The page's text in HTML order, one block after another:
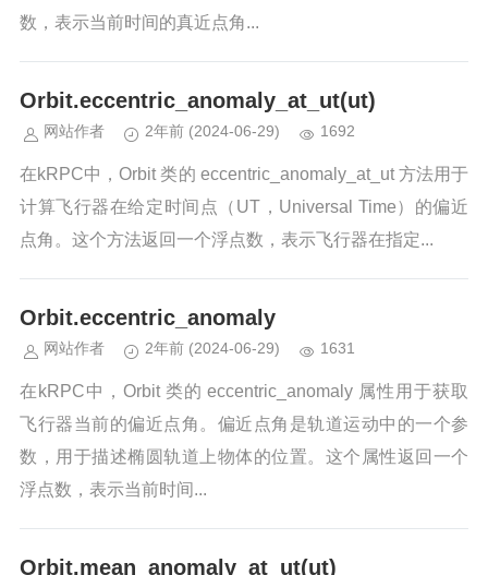
数，表示当前时间的真近点角...
Orbit.eccentric_anomaly_at_ut(ut)
网站作者 2年前 (2024-06-29) 1692
在kRPC中，Orbit 类的 eccentric_anomaly_at_ut 方法用于
计算飞行器在给定时间点（UT，Universal Time）的偏近
点角。这个方法返回一个浮点数，表示飞行器在指定...
Orbit.eccentric_anomaly
网站作者 2年前 (2024-06-29) 1631
在kRPC中，Orbit 类的 eccentric_anomaly 属性用于获取
飞行器当前的偏近点角。偏近点角是轨道运动中的一个参
数，用于描述椭圆轨道上物体的位置。这个属性返回一个
浮点数，表示当前时间...
Orbit.mean_anomaly_at_ut(ut)